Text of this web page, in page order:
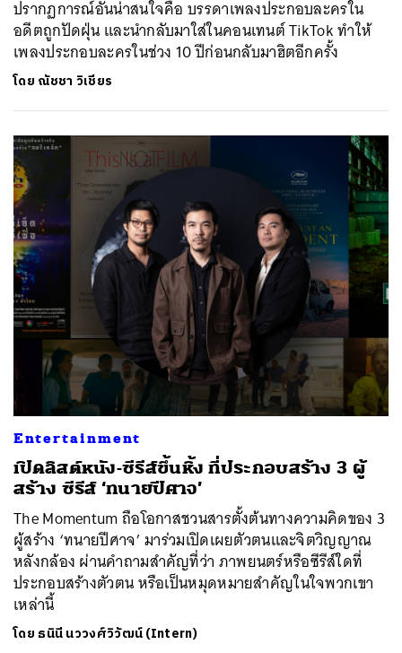
ปรากฏการณ์อันน่าสนใจคือ บรรดาเพลงประกอบละครใน
อดีตถูกปัดฝุ่น และนำกลับมาใส่ในคอนเทนต์ TikTok ทำให้
เพลงประกอบละครในช่วง 10 ปีก่อนกลับมาฮิตอีกครั้ง
โดย ณัชชา วิเชียร
Entertainment
เปิดลิสต์หนัง-ซีรีส์ขึ้นหิ้ง ที่ประกอบสร้าง 3 ผู้
สร้าง ซีรีส์ ‘ทนายปีศาจ’
The Momentum ถือโอกาสชวนสารตั้งต้นทางความคิดของ 3
ผู้สร้าง ‘ทนายปีศาจ’ มาร่วมเปิดเผยตัวตนและจิตวิญญาณ
หลังกล้อง ผ่านคำถามสำคัญที่ว่า ภาพยนตร์หรือซีรีส์ใดที่
ประกอบสร้างตัวตน หรือเป็นหมุดหมายสำคัญในใจพวกเขา
เหล่านี้
โดย ธนินี นววงศ์วิวัฒน์ (Intern)